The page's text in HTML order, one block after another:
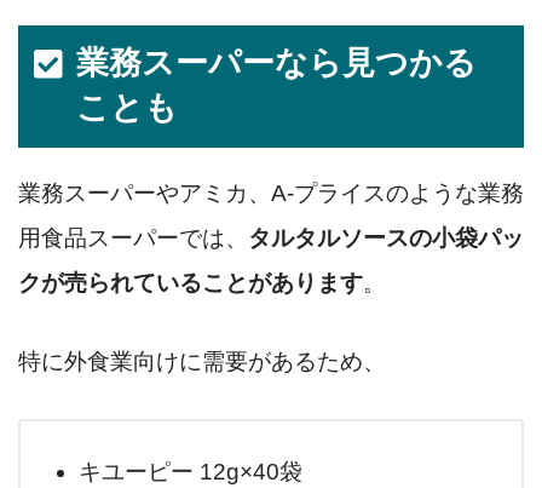
業務スーパーなら見つかる
ことも
業務スーパーやアミカ、A-プライスのような業務
用食品スーパーでは、 タルタルソースの小袋パッ
クが売られていることがあります。
特に外食業向けに需要があるため、
キユーピー 12g×40袋